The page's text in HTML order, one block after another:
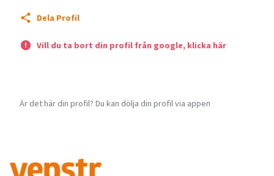
Dela Profil
Vill du ta bort din profil från google, klicka här
Är det här din profil? Du kan dölja din profil via appen